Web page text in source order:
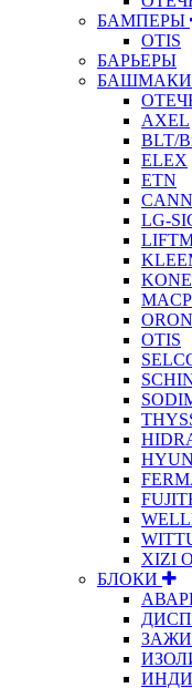
БАМПЕРЫ
OTIS
БАРЬЕРЫ
БАШМАКИ
AXEL
BLT/
ELEX
ETN
LG-
KONE
OTIS
XIZI
БЛОКИ